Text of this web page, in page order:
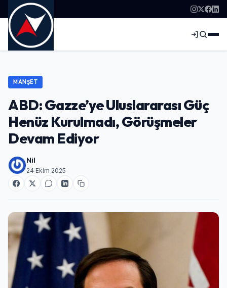
MANŞET
ABD: Gazze’ye Uluslararası Güç
Henüz Kurulmadı, Görüşmeler
Devam Ediyor
Nil
24 Ekim 2025